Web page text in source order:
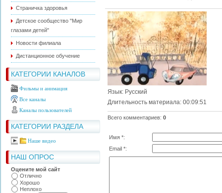
Страничка здоровья
Детское сообщество "Мир
глазами детей"
Новости филиала
Дистанционное обучение
КАТЕГОРИИ КАНАЛОВ
Фильмы и анимация
Все каналы
Каналы пользователей
КАТЕГОРИИ РАЗДЕЛА
Наше видео
НАШ ОПРОС
Оцените мой сайт
Отлично
Хорошо
Неплохо
Язык: Русский
Длительность материала: 00:09:51
Всего комментариев: 0
Имя *:
Email *: